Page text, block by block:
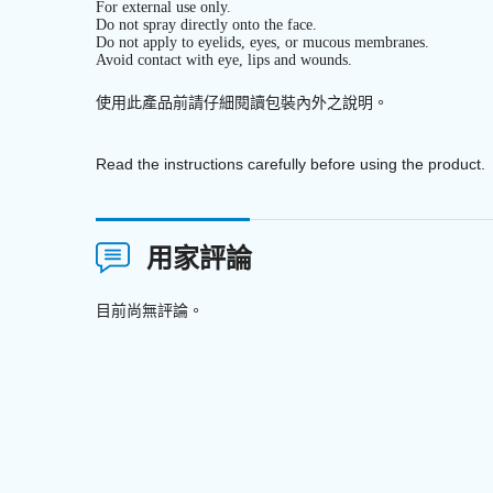
For external use only.
Do not spray directly onto the face.
Do not apply to eyelids, eyes, or mucous membranes.
Avoid contact with eye, lips and wounds.
使用此產品前請仔細閱讀包裝內外之說明 。
Read the instructions carefully before using the product.
用家評論
目前尚無評論。